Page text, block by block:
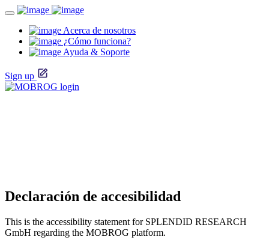
Acerca de nosotros
¿Cómo funciona?
Ayuda & Soporte
Sign up
Declaración de accesibilidad
This is the accessibility statement for SPLENDID RESEARCH
GmbH regarding the MOBROG platform.